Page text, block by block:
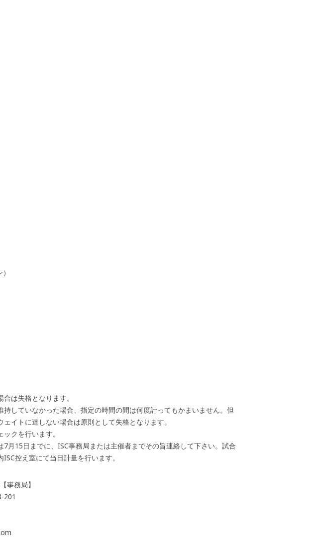
は失格となります。
持していなかった場合、指定の時間の間は何度計ってもかまいません。但
イトに達しない場合は原則として失格となります。
クを行います。
7月15日までに、ISC事務局または主催者までその旨連絡して下さい。試合
控え室にて当日計量を行います。
事務局】
201